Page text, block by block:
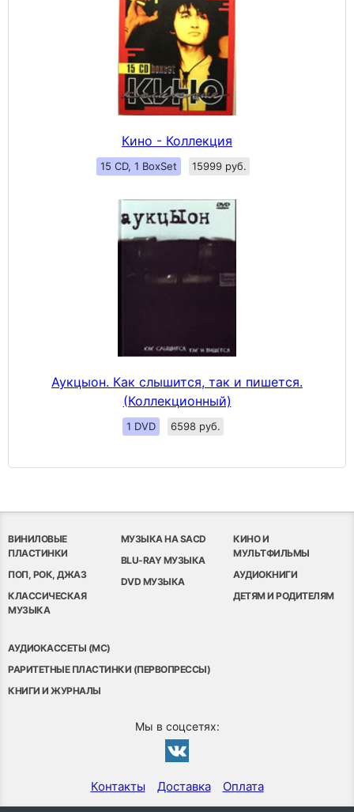
Кино - Коллекция
15 CD, 1 BoxSet 15999 руб.
Аукцыон. Как слышится, так и пишется.
(Коллекционный)
1 DVD 6598 руб.
ВИНИЛОВЫЕ
ПЛАСТИНКИ
ПОП, РОК, ДЖАЗ
КЛАССИЧЕСКАЯ
МУЗЫКА
МУЗЫКА НА SACD
BLU-RAY МУЗЫКА
DVD МУЗЫКА
КИНО И
МУЛЬТФИЛЬМЫ
АУДИОКНИГИ
ДЕТЯМ И РОДИТЕЛЯМ
АУДИОКАССЕТЫ (MC)
РАРИТЕТНЫЕ ПЛАСТИНКИ (ПЕРВОПРЕССЫ)
КНИГИ И ЖУРНАЛЫ
Мы в соцсетях:
Контакты Доставка Оплата